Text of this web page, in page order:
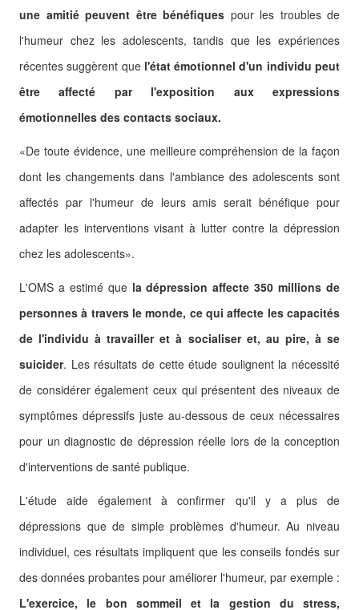
une amitié peuvent être bénéfiques pour les troubles de
l'humeur chez les adolescents, tandis que les expériences
récentes suggèrent que l'état émotionnel d'un individu peut
être affecté par l'exposition aux expressions
émotionnelles des contacts sociaux.
«De toute évidence, une meilleure compréhension de la façon
dont les changements dans l'ambiance des adolescents sont
affectés par l'humeur de leurs amis serait bénéfique pour
adapter les interventions visant à lutter contre la dépression
chez les adolescents».
L'OMS a estimé que la dépression affecte 350 millions de
personnes à travers le monde, ce qui affecte les capacités
de l'individu à travailler et à socialiser et, au pire, à se
suicider. Les résultats de cette étude soulignent la nécessité
de considérer également ceux qui présentent des niveaux de
symptômes dépressifs juste au-dessous de ceux nécessaires
pour un diagnostic de dépression réelle lors de la conception
d'interventions de santé publique.
L'étude aide également à confirmer qu'il y a plus de
dépressions que de simple problèmes d'humeur.Au niveau
individuel, ces résultats impliquent que les conseils fondés sur
des données probantes pour améliorer l'humeur, par exemple :
L'exercice, le bon sommeil et la gestion du stress,